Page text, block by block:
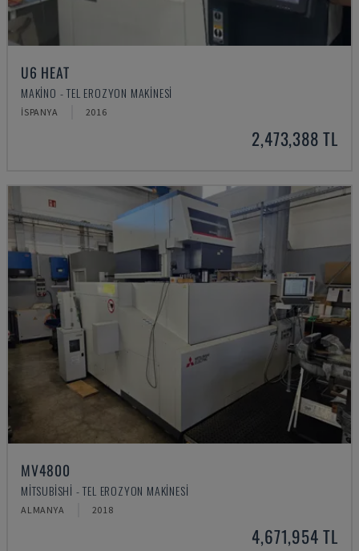
U6 HEAT
MAKINO - TEL EROZYON MAKINESI
İSPANYA 2016
2,473,388 TL
MV4800
MITSUBISHI - TEL EROZYON MAKINESI
ALMANYA 2018
4,671,954 TL